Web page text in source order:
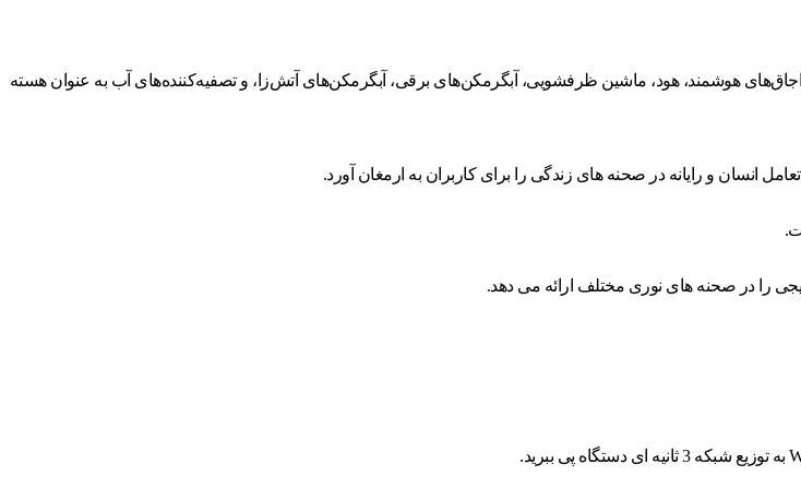
هوشمند، هود، ماشین ظرفشویی، آبگرمکن‌های برقی، آبگرمکن‌های آتش‌زا، و تصفیه‌کننده‌های آب به عنوان هسته
را در صحنه های نوری مختلف ارائه می دهد.